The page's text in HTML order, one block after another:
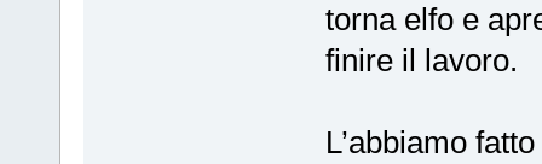
torna elfo e
finire il lavoro.
L’abbiamo